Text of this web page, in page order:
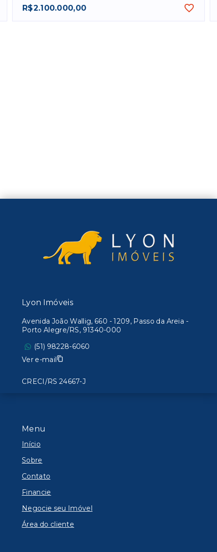
R$2.100.000,00
Menu
Início
Sobre
Contato
Financie
Negocie seu Imóvel
Área do cliente
Lyon Imóveis
Avenida João Wallig, 660 - 1209, Passo da Areia -
Porto Alegre/RS, 91340-000
(51) 98228-6060
Ver e-mail
CRECI/RS 24667-J